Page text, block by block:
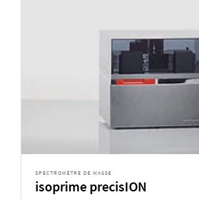
SPECTROMÈTRE DE MASSE
isoprime precisION